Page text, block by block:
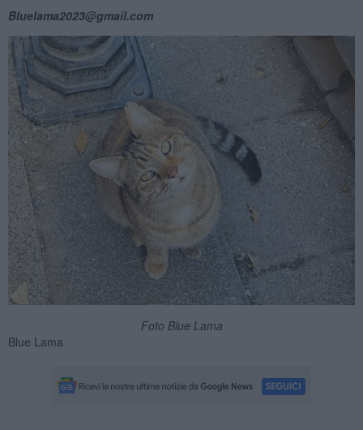
Bluelama2023@gmail.com
Foto Blue Lama
Blue Lama